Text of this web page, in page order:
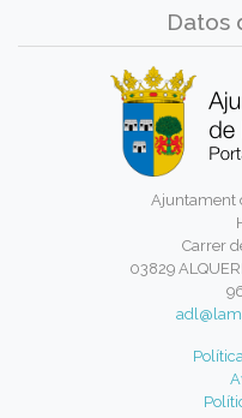
Datos
Ajuntament
Carrer
03829